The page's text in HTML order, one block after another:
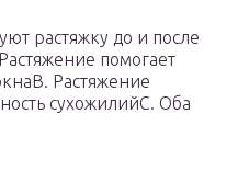
растяжку до и после
помогает
Растяжение
сухожилийC. Оба